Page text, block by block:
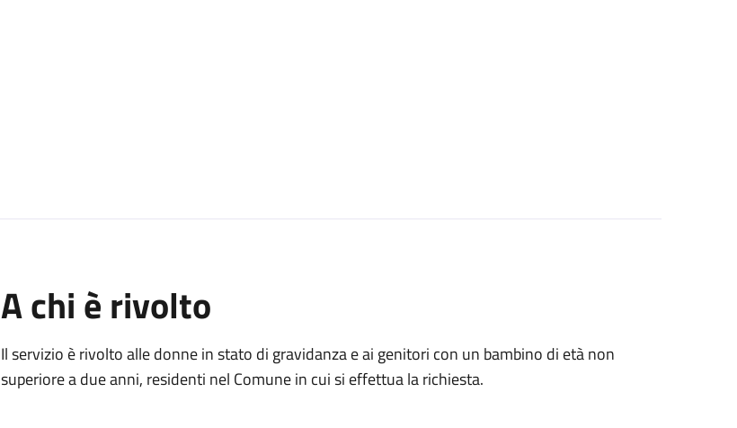
A chi è rivolto
Il servizio è rivolto alle donne in stato di gravidanza e ai genitori con un bambino di età non
superiore a due anni, residenti nel Comune in cui si effettua la richiesta.